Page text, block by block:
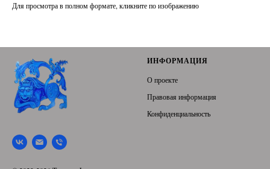
Для просмотра в полном формате, кликните по изображению
ИНФОРМАЦИЯ
О проекте
Правовая информация
Конфиденциальность